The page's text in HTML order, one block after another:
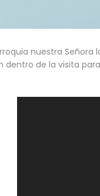
nuestra Señora
dentro de la visita